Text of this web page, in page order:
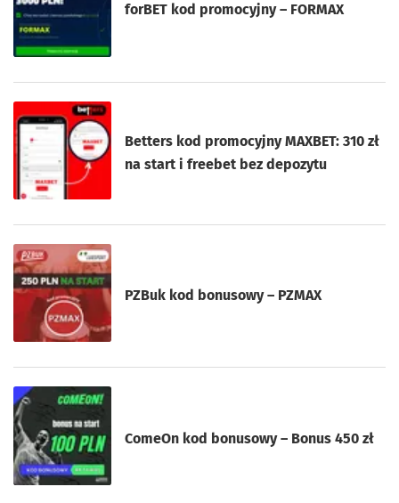
forBET kod promocyjny – FORMAX
Betters kod promocyjny MAXBET: 310 zł
na start i freebet bez depozytu
PZBuk kod bonusowy – PZMAX
ComeOn kod bonusowy – Bonus 450 zł